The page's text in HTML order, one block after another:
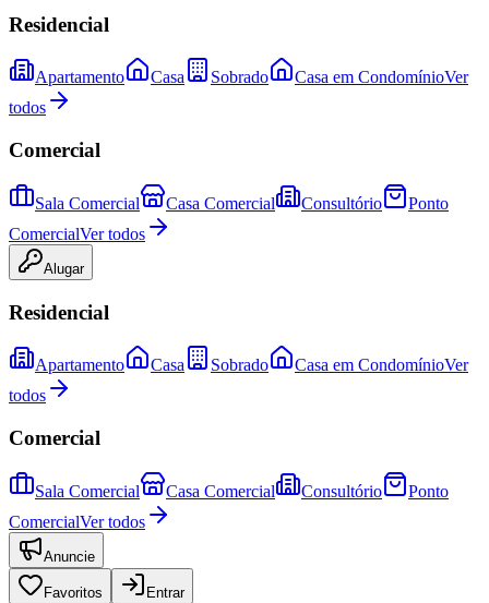
Residencial
Apartamento Casa Sobrado Casa em CondomínioVer
todos
Comercial
Sala Comercial Casa Comercial Consultório
Ponto
ComercialVer todos
Alugar
Residencial
Apartamento Casa Sobrado Casa em CondomínioVer
todos
Comercial
Sala Comercial Casa Comercial Consultório
Ponto
ComercialVer todos
Anuncie
Favoritos Entrar